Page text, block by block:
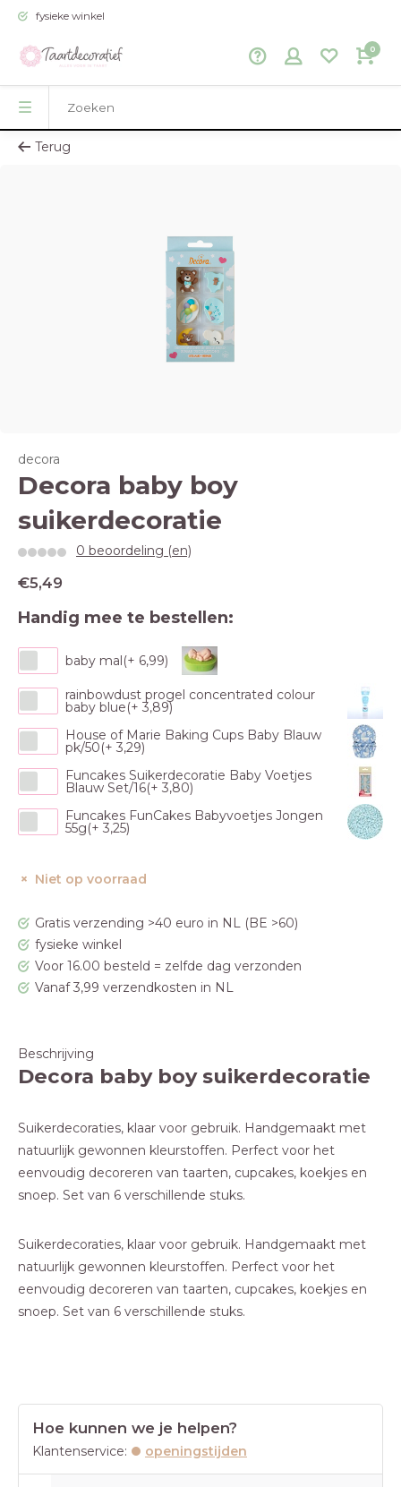
fysieke winkel
0
Terug
decora
Decora baby boy
suikerdecoratie
0 beoordeling (en)
€5,49
Handig mee te bestellen:
baby mal(+ 6,99)
rainbowdust progel concentrated colour
baby blue(+ 3,89)
House of Marie Baking Cups Baby Blauw
pk/50(+ 3,29)
Funcakes Suikerdecoratie Baby Voetjes
Blauw Set/16(+ 3,80)
Funcakes FunCakes Babyvoetjes Jongen
55g(+ 3,25)
Niet op voorraad
Gratis verzending >40 euro in NL (BE >60)
fysieke winkel
Voor 16.00 besteld = zelfde dag verzonden
Vanaf 3,99 verzendkosten in NL
Beschrijving
Decora baby boy suikerdecoratie
Suikerdecoraties, klaar voor gebruik. Handgemaakt met
natuurlijk gewonnen kleurstoffen. Perfect voor het
eenvoudig decoreren van taarten, cupcakes, koekjes en
snoep. Set van 6 verschillende stuks.
Suikerdecoraties, klaar voor gebruik. Handgemaakt met
natuurlijk gewonnen kleurstoffen. Perfect voor het
eenvoudig decoreren van taarten, cupcakes, koekjes en
snoep. Set van 6 verschillende stuks.
Hoe kunnen we je helpen?
Klantenservice: openingstijden